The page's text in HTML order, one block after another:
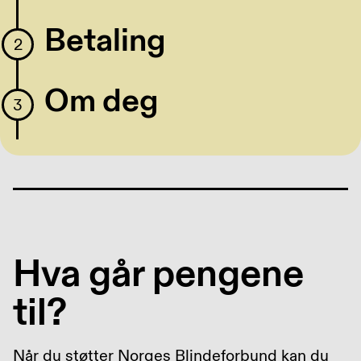
2 Betaling
3 Om deg
Hva går pengene
til?
Når du støtter Norges Blindeforbund kan du